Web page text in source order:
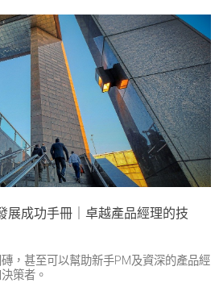
展成功手冊｜卓越產品經理的技
，甚至可以幫助新手PM及資深的產品經
策者。